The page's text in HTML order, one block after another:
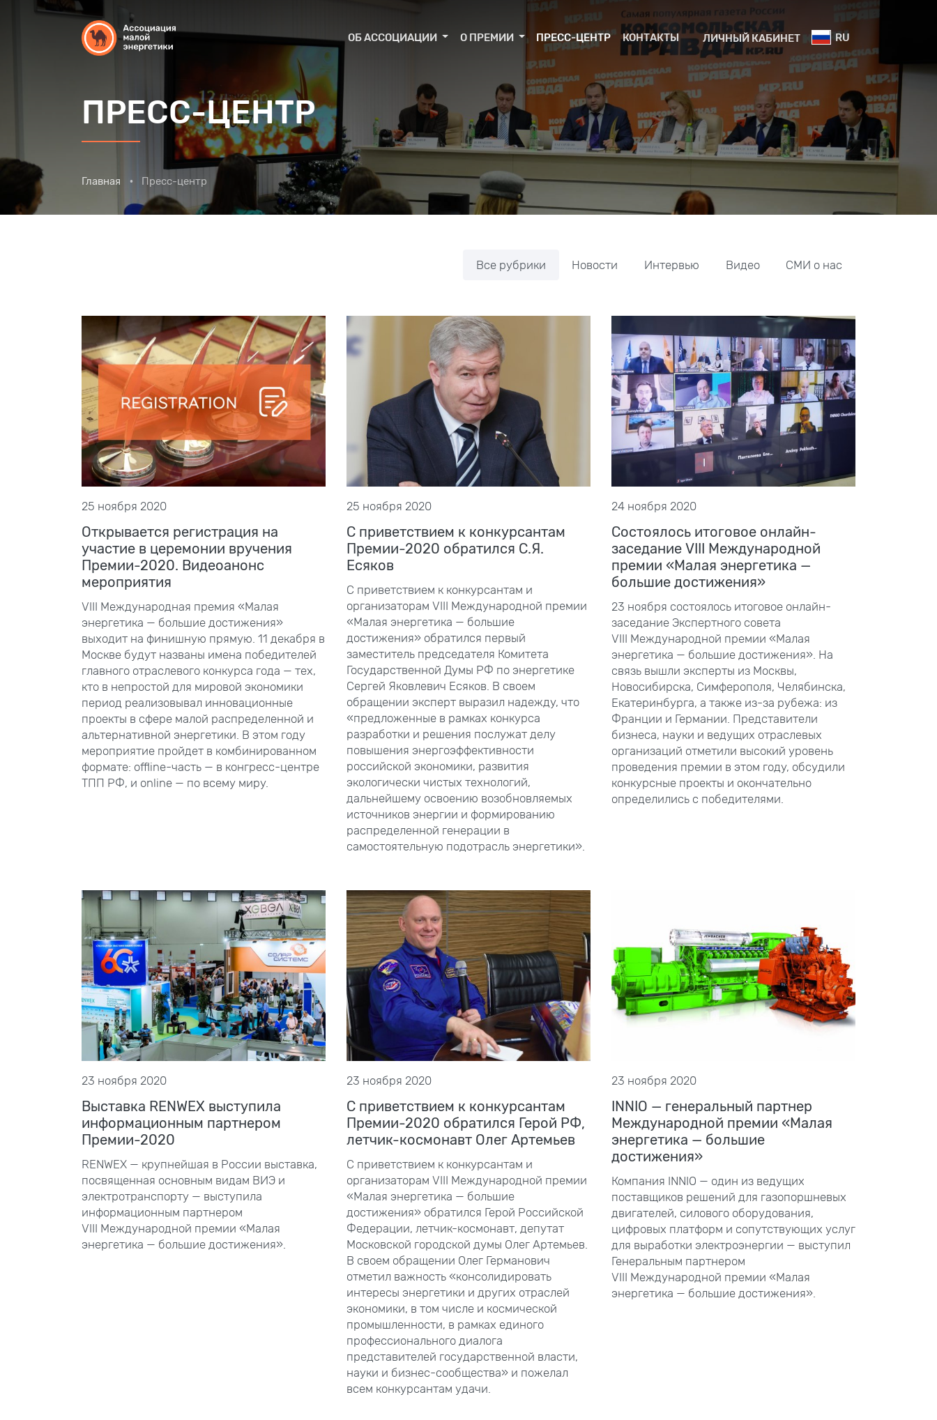
ЛИЧНЫЙ КАБИНЕТ RU
ОБ АССОЦИАЦИИ О ПРЕМИИ ПРЕСС-ЦЕНТР КОНТАКТЫ
ПРЕСС-ЦЕНТР
Главная Пресс-центр
Все рубрики Новости Интервью Видео СМИ о нас
25 ноября 2020
Открывается регистрация на
участие в церемонии вручения
Премии-2020. Видеоанонс
мероприятия
VIII Международная премия «Малая
энергетика — большие достижения»
выходит на финишную прямую. 11 декабря в
Москве будут названы имена победителей
главного отраслевого конкурса года — тех,
кто в непростой для мировой экономики
период реализовывал инновационные
проекты в сфере малой распределенной и
альтернативной энергетики. В этом году
мероприятие пройдет в комбинированном
формате: offline-часть — в конгресс-центре
ТПП РФ, и online — по всему миру.
25 ноября 2020
С приветствием к конкурсантам
Премии-2020 обратился С.Я.
Есяков
С приветствием к конкурсантам и
организаторам VIII Международной премии
«Малая энергетика — большие
достижения» обратился первый
заместитель председателя Комитета
Государственной Думы РФ по энергетике
Сергей Яковлевич Есяков. В своем
обращении эксперт выразил надежду, что
«предложенные в рамках конкурса
разработки и решения послужат делу
повышения энергоэффективности
российской экономики, развития
экологически чистых технологий,
дальнейшему освоению возобновляемых
источников энергии и формированию
распределенной генерации в
самостоятельную подотрасль энергетики».
24 ноября 2020
Состоялось итоговое онлайн-
заседание VIII Международной
премии «Малая энергетика —
большие достижения»
23 ноября состоялось итоговое онлайн-
заседание Экспертного совета
VIII Международной премии «Малая
энергетика — большие достижения». На
связь вышли эксперты из Москвы,
Новосибирска, Симферополя, Челябинска,
Екатеринбурга, а также из-за рубежа: из
Франции и Германии. Представители
бизнеса, науки и ведущих отраслевых
организаций отметили высокий уровень
проведения премии в этом году, обсудили
конкурсные проекты и окончательно
определились с победителями.
23 ноября 2020
Выставка RENWEX выступила
информационным партнером
Премии-2020
RENWEX — крупнейшая в России выставка,
посвященная основным видам ВИЭ и
электротранспорту — выступила
информационным партнером
VIII Международной премии «Малая
энергетика — большие достижения».
23 ноября 2020
С приветствием к конкурсантам
Премии-2020 обратился Герой РФ,
летчик-космонавт Олег Артемьев
С приветствием к конкурсантам и
организаторам VIII Международной премии
«Малая энергетика — большие
достижения» обратился Герой Российской
Федерации, летчик-космонавт, депутат
Московской городской думы Олег Артемьев.
В своем обращении Олег Германович
отметил важность «консолидировать
интересы энергетики и других отраслей
экономики, в том числе и космической
промышленности, в рамках единого
профессионального диалога
представителей государственной власти,
науки и бизнес-сообщества» и пожелал
всем конкурсантам удачи.
23 ноября 2020
INNIO — генеральный партнер
Международной премии «Малая
энергетика — большие
достижения»
Компания INNIO — один из ведущих
поставщиков решений для газопоршневых
двигателей, силового оборудования,
цифровых платформ и сопутствующих услуг
для выработки электроэнергии — выступил
Генеральным партнером
VIII Международной премии «Малая
энергетика — большие достижения».